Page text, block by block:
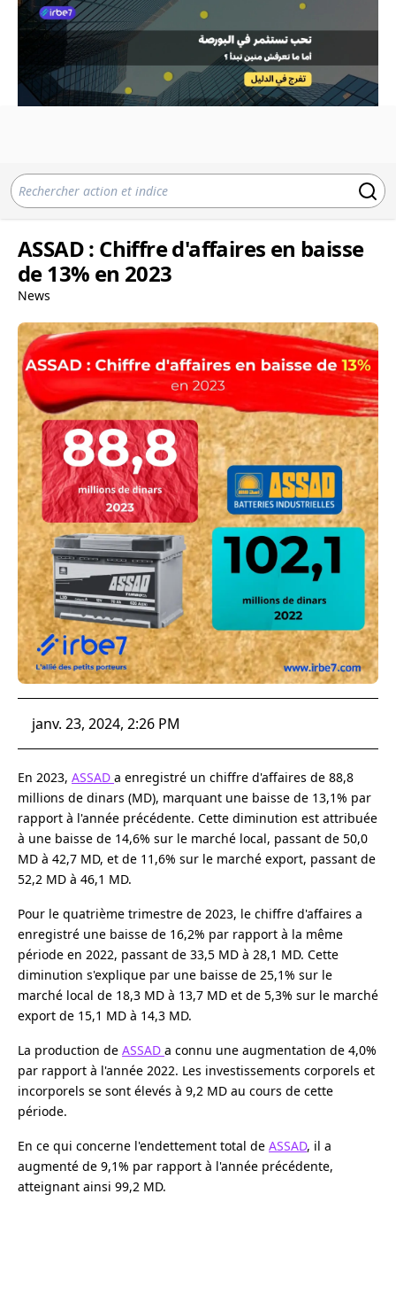
ASSAD : Chiffre d'affaires en baisse
de 13% en 2023
News
janv. 23, 2024, 2:26 PM
En 2023, ASSAD a enregistré un chiffre d'affaires de 88,8
millions de dinars (MD), marquant une baisse de 13,1% par
rapport à l'année précédente. Cette diminution est attribuée
à une baisse de 14,6% sur le marché local, passant de 50,0
MD à 42,7 MD, et de 11,6% sur le marché export, passant de
52,2 MD à 46,1 MD.
Pour le quatrième trimestre de 2023, le chiffre d'affaires a
enregistré une baisse de 16,2% par rapport à la même
période en 2022, passant de 33,5 MD à 28,1 MD. Cette
diminution s'explique par une baisse de 25,1% sur le
marché local de 18,3 MD à 13,7 MD et de 5,3% sur le marché
export de 15,1 MD à 14,3 MD.
La production de ASSAD a connu une augmentation de 4,0%
par rapport à l'année 2022. Les investissements corporels et
incorporels se sont élevés à 9,2 MD au cours de cette
période.
En ce qui concerne l'endettement total de ASSAD, il a
augmenté de 9,1% par rapport à l'année précédente,
atteignant ainsi 99,2 MD.